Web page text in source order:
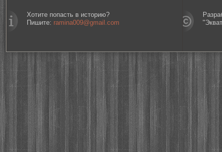
Хотите попасть в историю?
Пишите: ramina009@gmail.com